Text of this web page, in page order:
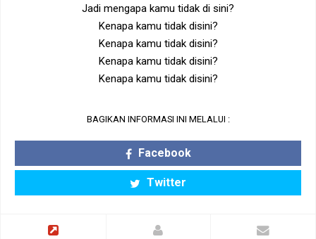
Jadi mengapa kamu tidak di sini?
Kenapa kamu tidak disini?
Kenapa kamu tidak disini?
Kenapa kamu tidak disini?
Kenapa kamu tidak disini?
BAGIKAN INFORMASI INI MELALUI :
Facebook
Twitter